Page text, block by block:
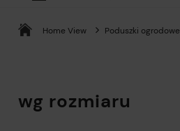
Home View Poduszki ogrodowe
wg rozmiaru